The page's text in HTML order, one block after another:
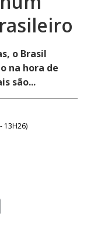
o Brasil
na hora de
são...
13H26)